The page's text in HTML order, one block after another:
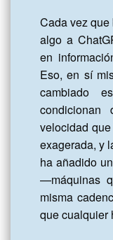
Cada vez
algo a
en
Eso, en sí
cambiado
velocidad
exagerada, y
ha añadido
—máquinas
misma
que cualquier